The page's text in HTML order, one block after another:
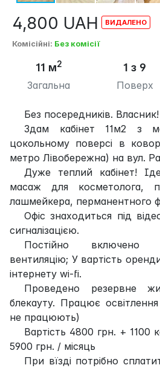
4,800 UAH
Комісійні: Без комісії
11 м2
Загальна
1 з 9
Поверх
Без посередників. Власник!
Здам кабінет 11м2 з
цокольному поверсі в
метро Лівобережна) на вул.
Дуже теплий кабінет!
масаж для косметолога,
лашмейкера, перманентного
Офіс знаходиться під
сигналізацією.
Постійно включено
вентиляцію; У вартість
інтернету wi-fi.
Проведено резервне
блекауту. Працює
не працюють)
Вартість 4800 грн. + 1100
5900 грн. / місяць
При вїзді потрібно